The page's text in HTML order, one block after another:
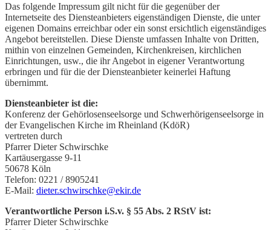
Das folgende Impressum gilt nicht für die gegenüber der
Internetseite des Diensteanbieters eigenständigen Dienste, die unter
eigenen Domains erreichbar oder ein sonst ersichtlich eigenständiges
Angebot bereitstellen. Diese Dienste umfassen Inhalte von Dritten,
mithin von einzelnen Gemeinden, Kirchenkreisen, kirchlichen
Einrichtungen, usw., die ihr Angebot in eigener Verantwortung
erbringen und für die der Diensteanbieter keinerlei Haftung
übernimmt.
Diensteanbieter ist die:
Konferenz der Gehörlosenseelsorge und Schwerhörigenseelsorge in
der Evangelischen Kirche im Rheinland (KdöR)
vertreten durch
Pfarrer Dieter Schwirschke
Kartäusergasse 9-11
50678 Köln
Telefon: 0221 / 8905241
E-Mail: dieter.schwirschke@ekir.de
Verantwortliche Person i.S.v. § 55 Abs. 2 RStV ist:
Pfarrer Dieter Schwirschke